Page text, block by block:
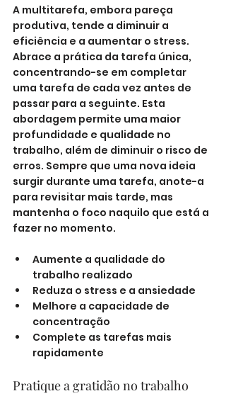
A multitarefa, embora pareça
produtiva, tende a diminuir a
eficiência e a aumentar o stress.
Abrace a prática da tarefa única,
concentrando-se em completar
uma tarefa de cada vez antes de
passar para a seguinte. Esta
abordagem permite uma maior
profundidade e qualidade no
trabalho, além de diminuir o risco de
erros. Sempre que uma nova ideia
surgir durante uma tarefa, anote-a
para revisitar mais tarde, mas
mantenha o foco naquilo que está a
fazer no momento.
Aumente a qualidade do
trabalho realizado
Reduza o stress e a ansiedade
Melhore a capacidade de
concentração
Complete as tarefas mais
rapidamente
Pratique a gratidão no trabalho